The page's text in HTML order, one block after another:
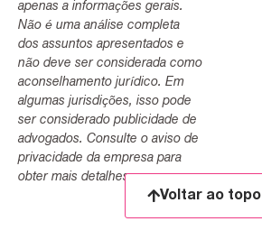
apenas a informações gerais.
Não é uma análise completa
dos assuntos apresentados e
não deve ser considerada como
aconselhamento jurídico. Em
algumas jurisdições, isso pode
ser considerado publicidade de
advogados. Consulte o aviso de
privacidade da empresa para
obter mais detalhes.
Voltar ao topo